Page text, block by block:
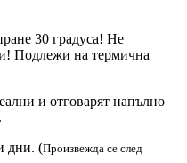
30 градуса! Не
Подлежи на термична
и отговарят напълно
дни. (Произвежда се след